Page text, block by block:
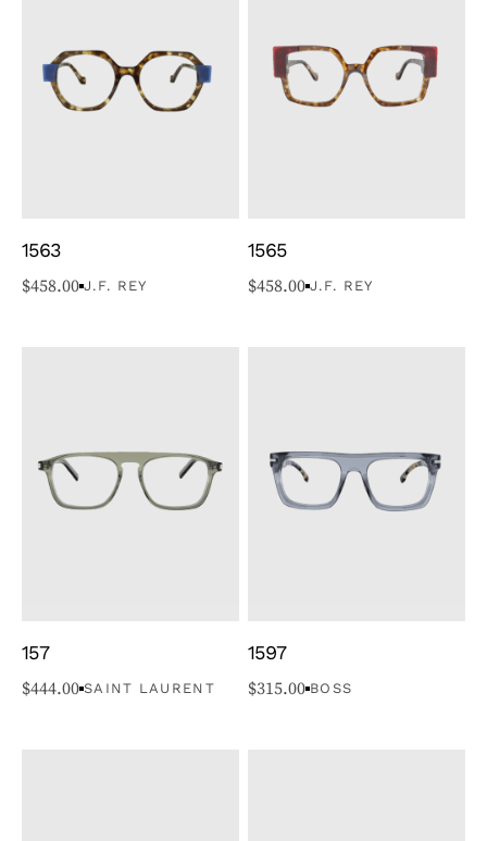
1563
$458.00 J.F. REY
1565
$458.00 J.F. REY
157
$444.00 SAINT LAURENT
1597
$315.00 BOSS